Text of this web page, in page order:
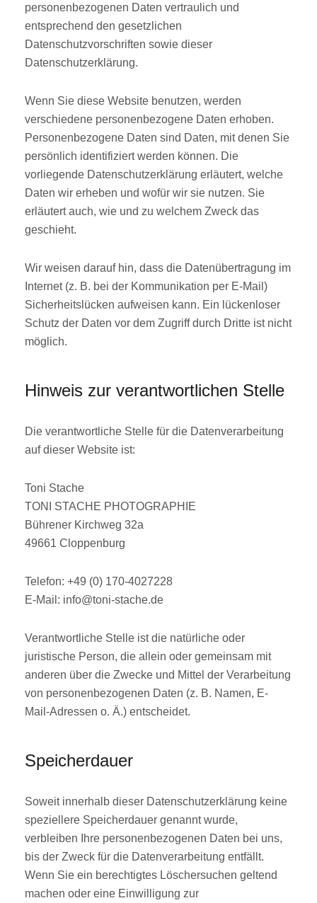
personenbezogenen Daten vertraulich und
entsprechend den gesetzlichen
Datenschutzvorschriften sowie dieser
Datenschutzerklärung.
Wenn Sie diese Website benutzen, werden
verschiedene personenbezogene Daten erhoben.
Personenbezogene Daten sind Daten, mit denen Sie
persönlich identifiziert werden können. Die
vorliegende Datenschutzerklärung erläutert, welche
Daten wir erheben und wofür wir sie nutzen. Sie
erläutert auch, wie und zu welchem Zweck das
geschieht.
Wir weisen darauf hin, dass die Datenübertragung im
Internet (z. B. bei der Kommunikation per E-Mail)
Sicherheitslücken aufweisen kann. Ein lückenloser
Schutz der Daten vor dem Zugriff durch Dritte ist nicht
möglich.
Hinweis zur verantwortlichen Stelle
Die verantwortliche Stelle für die Datenverarbeitung
auf dieser Website ist:
Toni Stache
TONI STACHE PHOTOGRAPHIE
Bührener Kirchweg 32a
49661 Cloppenburg
Telefon: +49 (0) 170-4027228
E-Mail: info@toni-stache.de
Verantwortliche Stelle ist die natürliche oder
juristische Person, die allein oder gemeinsam mit
anderen über die Zwecke und Mittel der Verarbeitung
von personenbezogenen Daten (z. B. Namen, E-
Mail-Adressen o. Ä.) entscheidet.
Speicherdauer
Soweit innerhalb dieser Datenschutzerklärung keine
speziellere Speicherdauer genannt wurde,
verbleiben Ihre personenbezogenen Daten bei uns,
bis der Zweck für die Datenverarbeitung entfällt.
Wenn Sie ein berechtigtes Löschersuchen geltend
machen oder eine Einwilligung zur